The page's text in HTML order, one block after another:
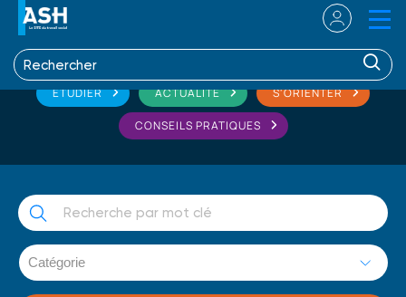
ETUDIER ACTUALITÉ S'ORIENTER
CONSEILS PRATIQUES